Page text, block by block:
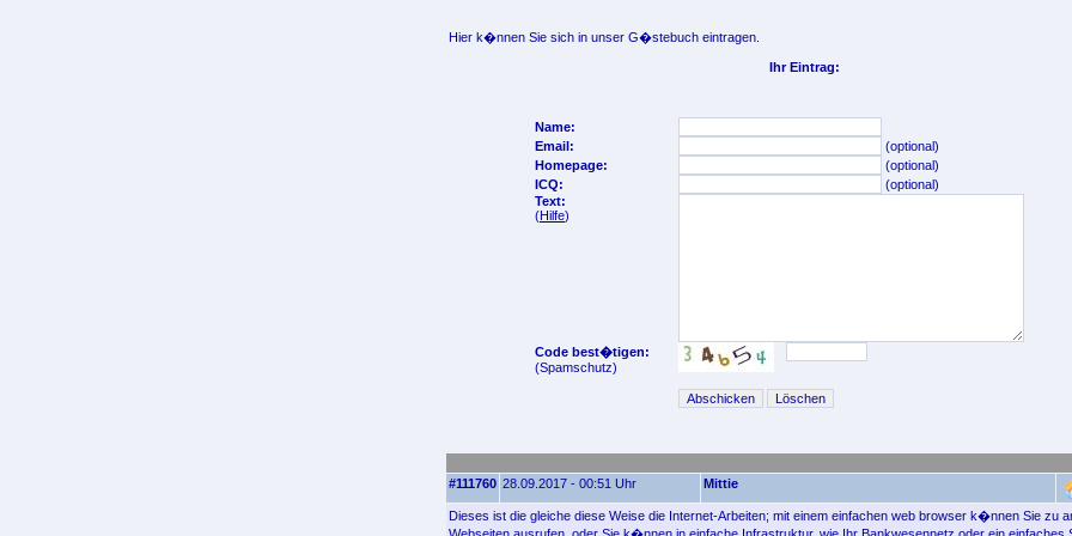
Hier k�nnen Sie sich in unser G�stebuch eintragen.
Ihr Eintrag:
Name:
Email:
(optional)
Homepage:
(optional)
ICQ:
(optional)
Text:
(Hilfe)
Code best�tigen:
(Spamschutz)
#111760 28.09.2017 - 00:51 Uhr Mittie
Dieses ist die gleiche diese Weise die Internet-Arbeiten; mit einem einfachen web browser k�nnen Sie zu